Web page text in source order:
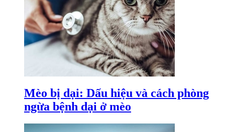
Mèo bị dại: Dấu hiệu và cách phòng
ngừa bệnh dại ở mèo